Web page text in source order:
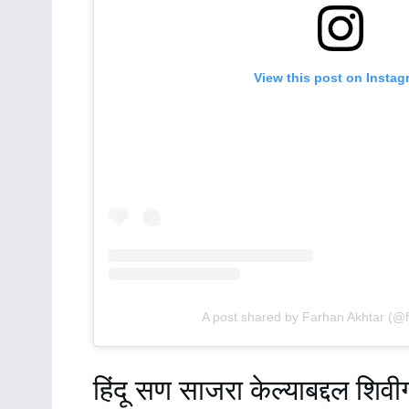
View this post on
A post shared by Farhan Akhtar
हिंदू सण साजरा केल्याबद्दल